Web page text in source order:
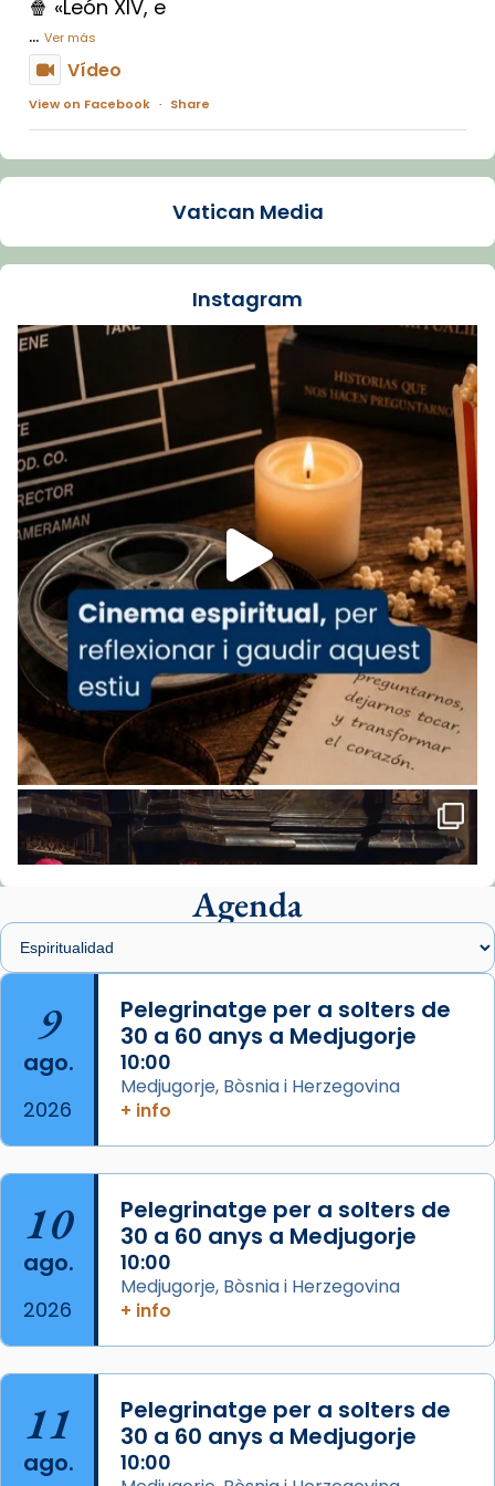
🍿 «León XIV, e
... Ver más
Vídeo
View on Facebook · Share
Arquebisbat de Barcelona
La Carmina va patir depressió. Fa gairebé
dos mesos, a l'Estadi Lluís Companys, la
Recupera l'entrevista comp
Vatican
tican News 👇
www.vaticannews.va/es/iglesia/news/2026-
07/carmina-historia-depresion-papa-viaje-
espana-testimoni...
Foto
View on Facebook · Share
Arquebisbat de Barcelona
2 weeks ago
«Avui les santes Juliana i Semproniana ens
ajuden a alçar la mirada»
Mons. Sergi Gordo, bisbe de Tortosa, ha
presidit aquest 27 de juliol la missa de Les
Santes de Mataró.
🔗tinyurl.com/cvu5jmbk
📸 J. Merino
de Barcelona.
2 weeks ago
Aquest dilluns, 27 de juliol, ha tingut lloc la
missa d’acció de gràcies en agraïment al
comitè organitzador de la visita apostòlica
del Sant Pare Lleó XIV a Barcelona, i als
col·laboradors, a la Catedral de Barcelona.
L’arquebisbe de Barcelona, el cardenal Joan
Josep Omella, ha presidit la missa i l’ha
concelebrat el bisbe auxiliar de Barcelona,
Mons. David Abadías.
📸 Dr. G. Simón
Foto
View on Facebook · Share
Arquebisbat de Barcelona
Vatican Media
Instagram
Agenda
9
ago.
2026
Pelegrinatge per a solters de
30 a 60 anys a Medjugorje
10:00
Medjugorje, Bòsnia i Herzegovina
+ info
10
ago.
2026
Pelegrinatge per a solters de
30 a 60 anys a Medjugorje
10:00
Medjugorje, Bòsnia i Herzegovina
+ info
11
ago.
Pelegrinatge per a solters de
30 a 60 anys a Medjugorje
10:00